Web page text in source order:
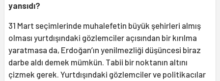
yansıdı?
31 Mart seçimlerinde muhalefetin büyük şehirleri almış
olması yurtdışındaki gözlemciler açısından bir kırılma
yaratmasa da, Erdoğan’ın yenilmezliği düşüncesi biraz
darbe aldı demek mümkün. Tabii bir noktanın altını
çizmek gerek. Yurtdışındaki gözlemciler ve politikacılar